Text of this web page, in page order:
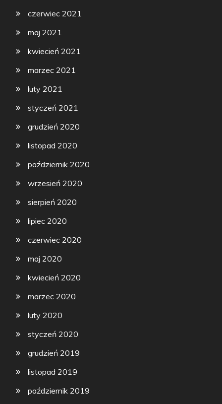
czerwiec 2021
maj 2021
kwiecień 2021
marzec 2021
luty 2021
styczeń 2021
grudzień 2020
listopad 2020
październik 2020
wrzesień 2020
sierpień 2020
lipiec 2020
czerwiec 2020
maj 2020
kwiecień 2020
marzec 2020
luty 2020
styczeń 2020
grudzień 2019
listopad 2019
październik 2019